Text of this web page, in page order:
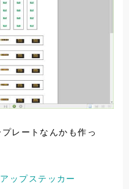
レートなんかも作っ
ップステッカー